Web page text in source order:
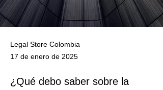
Legal Store Colombia
17 de enero de 2025
¿Qué debo saber sobre la